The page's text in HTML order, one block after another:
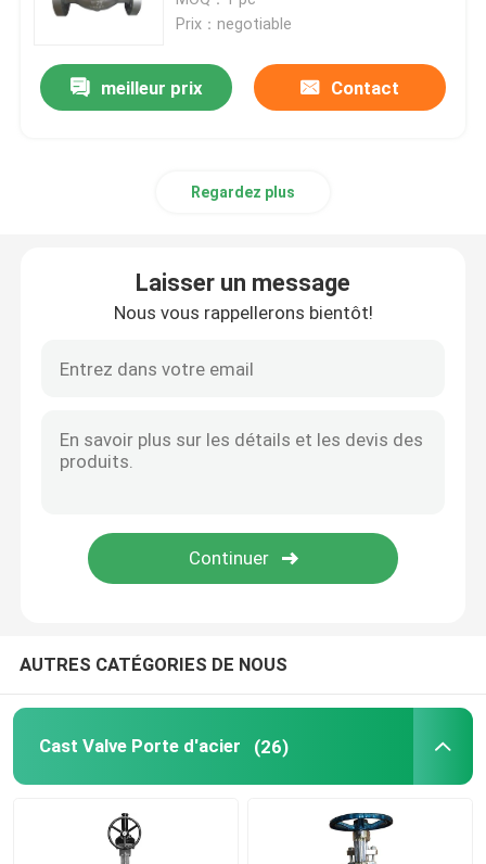
De soupapes en métal papillon à siège
Type tamis de T
Tamis provisoire
Prix：negotiable
meilleur prix Contact
Regardez plus
Laisser un message
Nous vous rappellerons bientôt!
AUTRES CATÉGORIES DE NOUS
Cast Valve Porte d'acier (26)